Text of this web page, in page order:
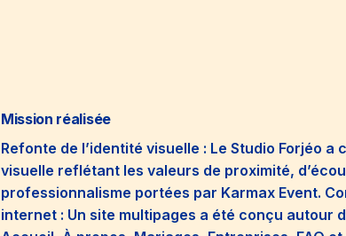
Mission réalisée
Refonte de l’identité visuelle : Le Studio Forjéo a
visuelle reflétant les valeurs de proximité,
professionnalisme portées par Karmax Event.
internet : Un site multipages a été conçu autour